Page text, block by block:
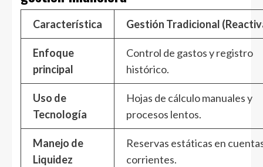
Característica Gestión Tradicional
Enfoque
principal
Control de gastos y registro
histórico.
Uso de
Tecnología
Hojas de cálculo manuales y
procesos lentos.
Manejo de
Liquidez
Reservas estáticas en
corrientes.